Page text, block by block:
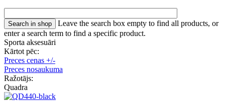
Leave the search box empty to find all products, or
enter a search term to find a specific product.
Sporta aksesuāri
Kārtot pēc:
Preces cenas +/-
Preces nosaukuma
Ražotājs:
Quadra